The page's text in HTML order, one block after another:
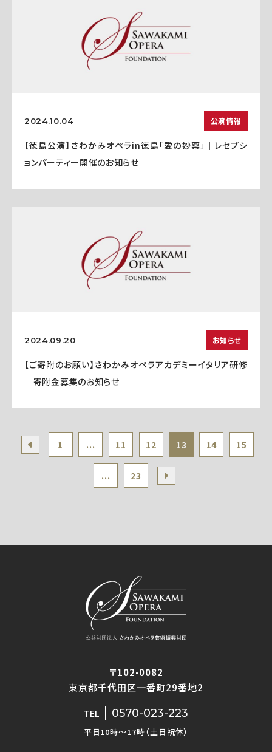
2024.10.04 公演情報
【徳島公演】さわかみオペラin徳島「愛の妙薬」｜レセプシ
ョンパーティー開催のお知らせ
2024.09.20 お知らせ
【ご寄附のお願い】さわかみオペラアカデミーイタリア研修
｜寄附金募集のお知らせ
1 ... 11 12 13 14 15
... 23
〒102-0082
東京都千代田区一番町29番地2
TEL 0570-023-223
平日10時〜17時（土日祝休）